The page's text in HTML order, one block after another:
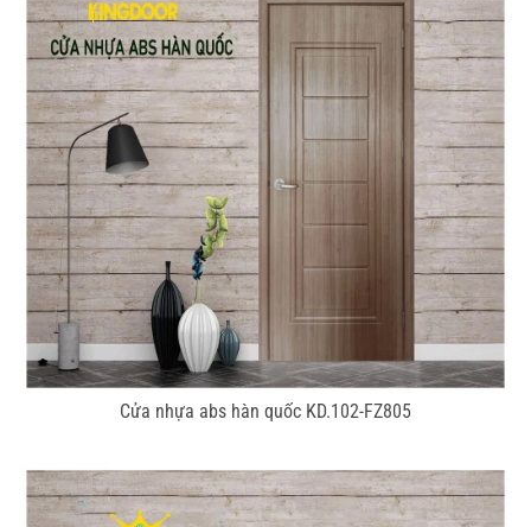
Cửa nhựa abs hàn quốc KD.102-FZ805